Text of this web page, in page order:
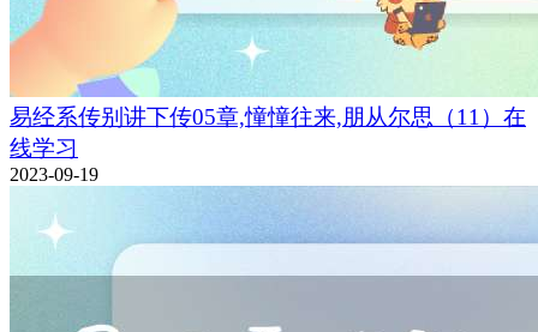
易经系传别讲下传05章,憧憧往来,朋从尔思（11）在
线学习
2023-09-19